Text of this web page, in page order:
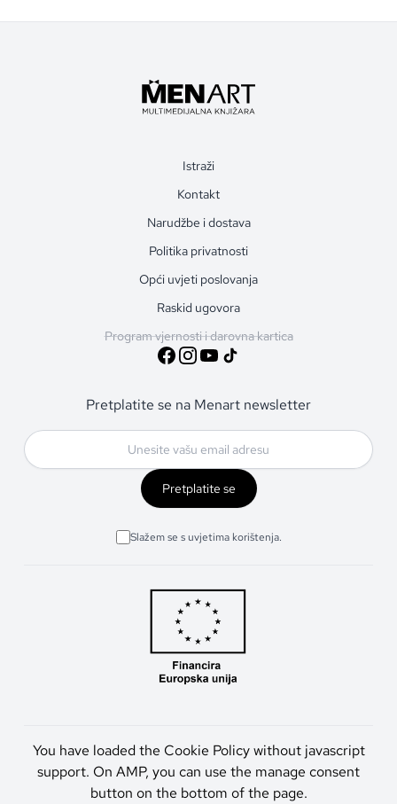
Istraži
Kontakt
Narudžbe i dostava
Politika privatnosti
Opći uvjeti poslovanja
Raskid ugovora
Program vjernosti i darovna kartica
Pretplatite se na Menart newsletter
Pretplatite se
Slažem se s uvjetima korištenja.
You have loaded the Cookie Policy without javascript
support. On AMP, you can use the manage consent
button on the bottom of the page.